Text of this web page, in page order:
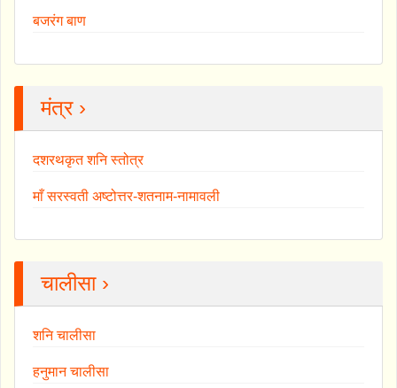
बजरंग बाण
मंत्र ›
दशरथकृत शनि स्तोत्र
माँ सरस्वती अष्टोत्तर-शतनाम-नामावली
चालीसा ›
शनि चालीसा
हनुमान चालीसा